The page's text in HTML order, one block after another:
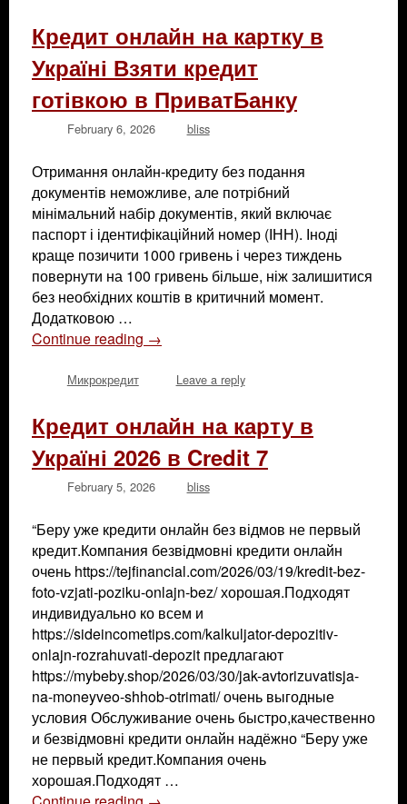
Кредит онлайн на картку в
Україні Взяти кредит
готівкою в ПриватБанку
February 6, 2026 bliss
Отримання онлайн-кредиту без подання
документів неможливе, але потрібний
мінімальний набір документів, який включає
паспорт і ідентифікаційний номер (ІНН). Іноді
краще позичити 1000 гривень і через тиждень
повернути на 100 гривень більше, ніж залишитися
без необхідних коштів в критичний момент.
Додатковою …
Continue reading →
Микрокредит Leave a reply
Кредит онлайн на карту в
Україні 2026 в Credit 7
February 5, 2026 bliss
“Беру уже кредити онлайн без відмов не первый
кредит.Компания безвідмовні кредити онлайн
очень https://tejfinancial.com/2026/03/19/kredit-bez-
foto-vzjati-poziku-onlajn-bez/ хорошая.Подходят
индивидуально ко всем и
https://sideincometips.com/kalkuljator-depozitiv-
onlajn-rozrahuvati-depozit предлагают
https://mybeby.shop/2026/03/30/jak-avtorizuvatisja-
na-moneyveo-shhob-otrimati/ очень выгодные
условия Обслуживание очень быстро,качественно
и безвідмовні кредити онлайн надёжно “Беру уже
не первый кредит.Компания очень
хорошая.Подходят …